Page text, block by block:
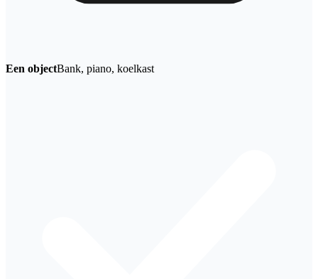
Een objectBank, piano, koelkast